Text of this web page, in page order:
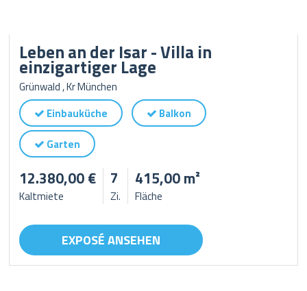
Leben an der Isar - Villa in
einzigartiger Lage
Grünwald , Kr München
Einbauküche
Balkon
Garten
12.380,00 €
Kaltmiete
7
Zi.
415,00 m²
Fläche
EXPOSÉ ANSEHEN